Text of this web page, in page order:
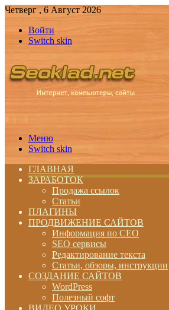
Четверг , 6 Август 2026
Войти
Switch skin
Меню
Switch skin
ГЛАВНАЯ
ЗАРАБОТОК
Продажа ссылок
Статьи
ПЛАГИНЫ
ПРОДВИЖЕНИЕ САЙТОВ
Информация по СЕО
SEO сервисы
Редактирование текста
Статьи, обзоры, инструкции
СОЗДАНИЕ САЙТОВ
WordPress
Полезный софт
ВИДЕО УРОКИ